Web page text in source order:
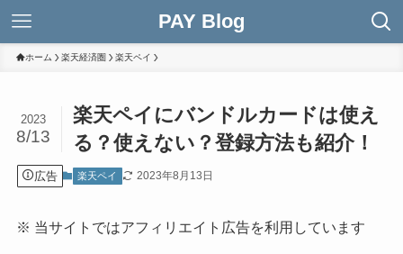
PAY Blog
ホーム 楽天経済圏 楽天ペイ
楽天ペイにバンドルカードは使え
る？使えない？登録方法も紹介！
2023
8/13
広告 楽天ペイ 2023年8月13日
※ 当サイトではアフィリエイト広告を利用しています